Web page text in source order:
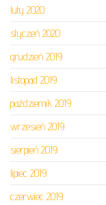
luty 2020
styczeń 2020
grudzień 2019
listopad 2019
październik 2019
wrzesień 2019
sierpień 2019
lipiec 2019
czerwiec 2019